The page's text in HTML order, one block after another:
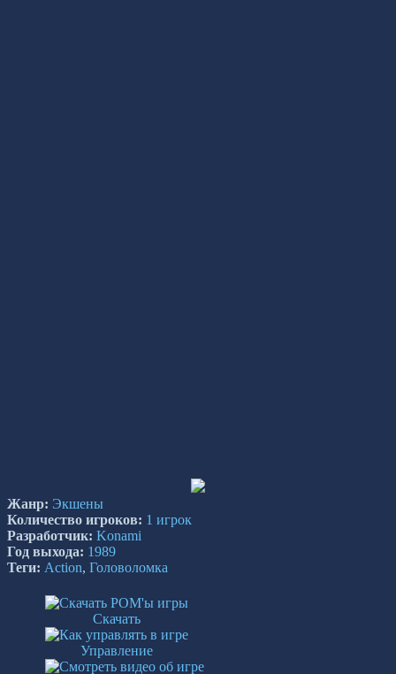
Жанр: Экшены
Количество игроков: 1 игрок
Разработчик: Konami
Год выхода: 1989
Теги: Action, Головоломка
Скачать
Управление